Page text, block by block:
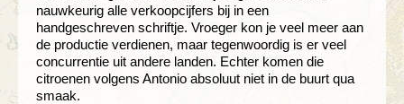
nauwkeurig alle verkoopcijfers bij in een
handgeschreven schriftje. Vroeger kon je veel meer aan
de productie verdienen, maar tegenwoordig is er veel
concurrentie uit andere landen. Echter komen die
citroenen volgens Antonio absoluut niet in de buurt qua
smaak.